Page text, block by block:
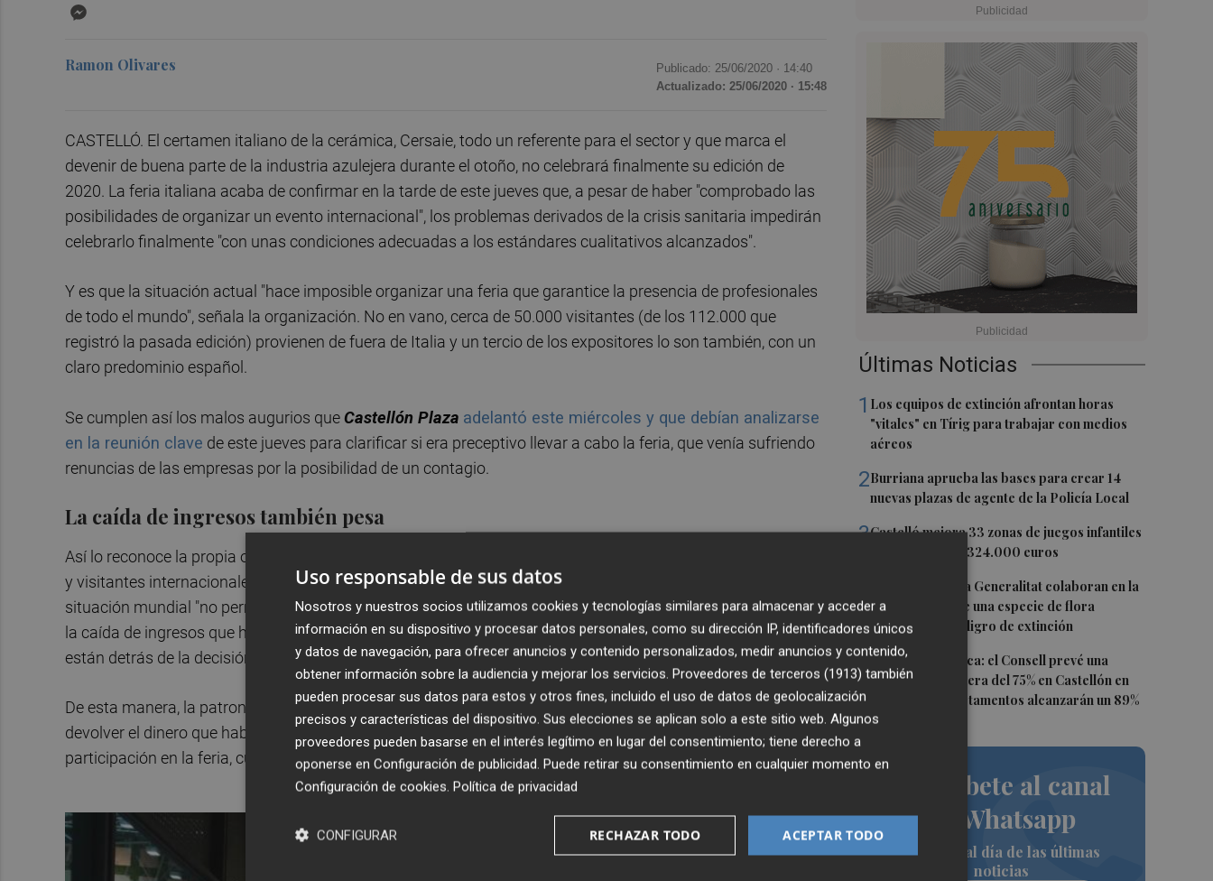
Últimas Noticias
1 Los equipos de extinción afrontan horas
"vitales" en Tírig para trabajar con medios
aéreos
2Burriana aprueba las bases para crear 14
nuevas plazas de agente de la Policía Local
3Castelló mejora 33 zonas de juegos infantiles
en julio: destina 324.000 euros
PortCastelló y la Generalitat colaboran en la
conservación de una especie de flora
autóctona en peligro de extinción
5Previsión turística: el Consell prevé una
ocupación hotelera del 75% en Castellón en
agosto: los apartamentos alcanzarán un 89%
Suscríbete al canal
de Whatsapp
Siempre al día de las últimas
noticias
Ramon Olivares Publicado: 25/06/2020 · 14:40
Actualizado: 25/06/2020 · 15:48
CASTELLÓ. El certamen italiano de la cerámica, Cersaie, todo un referente para el sector y que marca el
devenir de buena parte de la industria azulejera durante el otoño, no celebrará finalmente su edición de
2020. La feria italiana acaba de confirmar en la tarde de este jueves que, a pesar de haber "comprobado las
posibilidades de organizar un evento internacional", los problemas derivados de la crisis sanitaria impedirán
celebrarlo finalmente "con unas condiciones adecuadas a los estándares cualitativos alcanzados".
Y es que la situación actual "hace imposible organizar una feria que garantice la presencia de profesionales
de todo el mundo", señala la organización. No en vano, cerca de 50.000 visitantes (de los 112.000 que
registró la pasada edición) provienen de fuera de Italia y un tercio de los expositores lo son también, con un
claro predominio español.
Se cumplen así los malos augurios que Castellón Plaza adelantó este miércoles y que debían analizarse
en la reunión clave de este jueves para clarificar si era preceptivo llevar a cabo la feria, que venía sufriendo
renuncias de las empresas por la posibilidad de un contagio.
La caída de ingresos también pesa
Así lo reconoce la propia organización del certamen, que señala en su comunicado que "muchos expositores
y visitantes internacionales", en los que reposa "un pilar de carga" de la feria, les han señalado que la
situación mundial "no permite todavía los niveles de inversión y programación requeridos". De esta manera,
la caída de ingresos que han sufrido las compañías cerámicas, tantoitalianascomoespañolas, también
están detrás de la decisión.
De esta manera, la patronal italiana Confindustria y Bologna Fiere, organizadores de la cita, tendrán que
devolver el dinero que habían adelantado todos aquellos expositores que ya habían ratificado su
participación en la feria, cuyo periodo de inscripción acababa el próximo 1 de julio.
Uso responsable de sus datos
Nosotros y nuestros socios utilizamos cookies y tecnologías similares para almacenar y acceder a
información en su dispositivo y procesar datos personales, como su dirección IP, identificadores únicos
y datos de navegación, para ofrecer anuncios y contenido personalizados, medir anuncios y contenido,
obtener información sobre la audiencia y mejorar los servicios. Proveedores de terceros (1913) también
pueden procesar sus datos para estos y otros fines, incluido el uso de datos de geolocalización
precisos y características del dispositivo. Sus elecciones se aplican solo a este sitio web. Algunos
proveedores pueden basarse en el interés legítimo en lugar del consentimiento; tiene derecho a
oponerse en Configuración de publicidad. Puede retirar su consentimiento en cualquier momento en
Configuración de cookies. Política de privacidad
ACEPTAR TODO
RECHAZAR TODO
CONFIGURAR